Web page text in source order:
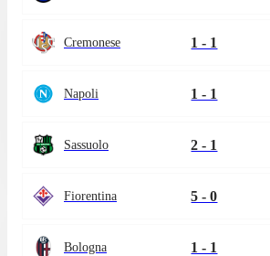
Cremonese 1 - 1
Napoli 1 - 1
Sassuolo 2 - 1
Fiorentina 5 - 0
Bologna 1 - 1